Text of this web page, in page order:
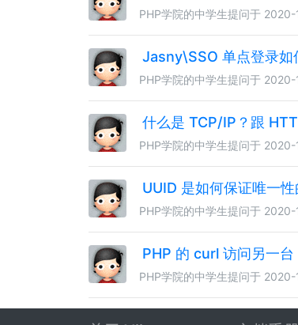
PHP学院的中学生提问于 2020-
Jasny\SSO 单点登录如
PHP学院的中学生提问于 2020-
什么是 TCP/IP？跟
PHP学院的中学生提问于 2020-
UUID 是如何保证唯一性
PHP学院的中学生提问于 2020-
PHP 的 curl 访问另一
PHP学院的中学生提问于 2020-
PHP 和 Apache 如何通